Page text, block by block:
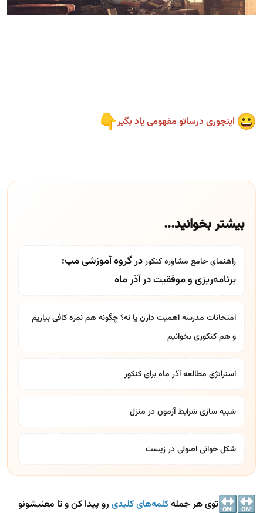
اینجوری درساتو مفهومی یاد بگیر
بیشتر بخوانید...
راهنمای جامع مشاوره کنکوردر گروه آموزشی مپ:
برنامه‌ریزی و موفقیت در آذر ماه
امتحانات مدرسه اهمیت دارن یا نه؟ چگونه هم نمره کافی بیاریم
و هم کنکوری بخوانیم
استراتژی مطالعه آذر ماه برای کنکور
شبیه سازی شرایط آزمون در منزل
شکل خوانی اصولی در زیست
توی هر جملهکلمه‌های کلیدی رو پیدا کن و تا معنیشونو